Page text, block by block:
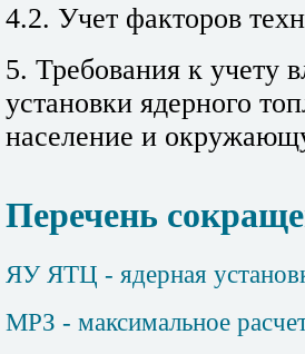
4.2. Учет факторов
5. Требования к учету
установки ядерного
население и
Перечень
ЯУ ЯТЦ - ядерная
МРЗ - максимальное